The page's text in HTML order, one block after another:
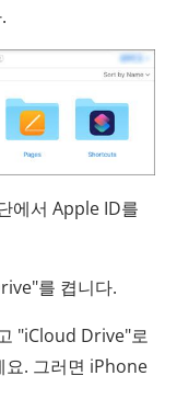
에서 Apple ID를
를 켭니다.
"iCloud Drive"로
요. 그러면 iPhone